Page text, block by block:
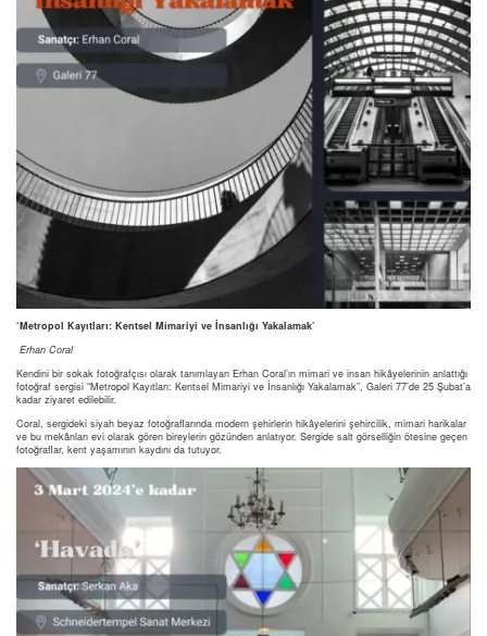
‘Metropol Kayıtları: Kentsel Mimariyi ve İnsanlığı Yakalamak’
Erhan Coral
Kendini bir sokak fotoğrafçısı olarak tanımlayan Erhan Coral’ın mimari ve insan hikâyelerinin anlattığı
fotoğraf sergisi “Metropol Kayıtları: Kentsel Mimariyi ve İnsanlığı Yakalamak”, Galeri 77’de 25 Şubat’a
kadar ziyaret edilebilir.
Coral, sergideki siyah beyaz fotoğraflarında modern şehirlerin hikâyelerini şehircilik, mimari harikalar
ve bu mekânları evi olarak gören bireylerin gözünden anlatıyor. Sergide salt görselliğin ötesine geçen
fotoğraflar, kent yaşamının kaydını da tutuyor.